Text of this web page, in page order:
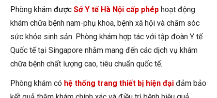
Phòng khám được Sở Y tế Hà Nội cấp phép hoạt động
khám chữa bệnh nam-phụ khoa, bệnh xã hội và chăm sóc
sức khỏe sinh sản. Phòng khám hợp tác với tập đoàn Y tế
Quốc tế tại Singapore nhằm mang đến các dịch vụ khám
chữa bệnh chất lượng cao, tiêu chuẩn quốc tế.
Phòng khám có hệ thống trang thiết bị hiện đại đảm bảo